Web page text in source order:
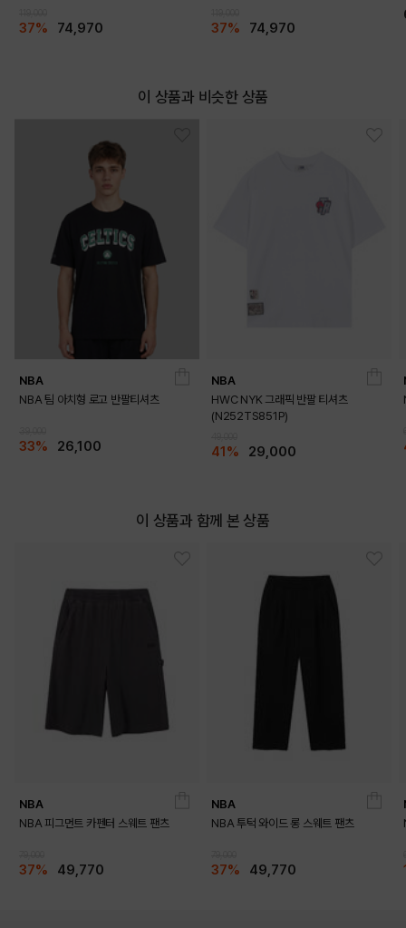
37% 74,970 37% 74,970
이 상품과 비슷한 상품
NBA
NBA 팀 아치형 로고 반팔티셔츠
33% 26,100
NBA
HWC NYK 그래픽 반팔 티셔츠
(N252TS851P)
41% 29,000
이 상품과 함께 본 상품
NBA
NBA 피그먼트 카펜터 스웨트 팬츠
37% 49,770
NBA
NBA 투턱 와이드 롱 스웨트 팬츠
37% 49,770